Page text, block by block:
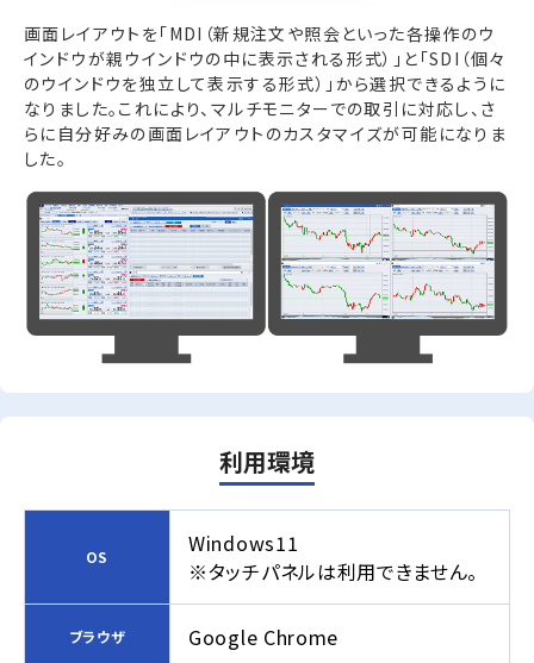
画面レイアウトを「MDI（新規注文や照会といった各操作のウ
インドウが親ウインドウの中に表示される形式）」と「SDI（個々
のウインドウを独立して表示する形式）」から選択できるように
なりました。これにより、マルチモニターでの取引に対応し、さ
らに自分好みの画面レイアウトのカスタマイズが可能になりま
した。
利用環境
OS
Windows11
※タッチパネルは利用できません。
ブラウザ Google Chrome